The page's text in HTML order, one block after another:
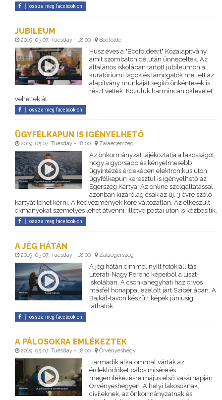
ossza meg facebook-on
JUBILEUM
2019. 05 07. Tuesday - 18:00 Bocfölde
Húsz éves a "Bocföldéért" Közalapítvány,
amit szombaton délután ünnepeltek. Az
általános iskolában tartott jubileumon a
kuratóriumi tagok és támogatók mellett az
alapítvány munkáját segítő önkéntesek is
részt vettek. Közülük harmincan oklevelet
vehettek át.
ossza meg facebook-on
ÜGYFÉLKAPUN IS IGÉNYELHETŐ
2019. 05 07. Tuesday - 18:00 Zalaegerszeg
Az önkormányzat tájékoztatja a lakosságot,
hogy a gyorsabb és kényelmesebb
ügyintézés érdekében elektronikus úton,
ügyfélkapun keresztül is igényelhető az
Egerszeg Kártya. Az online szolgáltatással
azonban kizárólag csak az új, 3 évre szóló
kártyát lehet kérni. A kedvezmények köre változatlan. Az elkészült
okmányokat személyes lehet átvenni, illetve postai úton is kézbesítik.
ossza meg facebook-on
A JÉG HÁTÁN
2019. 05 07. Tuesday - 18:00 Zalaegerszeg
A jég hátán címmel nyílt fotókiállítás
Literáti-Nagy Ferenc képeiből a Liszt-
iskolában. A csonkahegyháti háziorvos
másfél hónappal ezelőtt járt Szibériában. A
Bajkál-tavon készült képek júniusig
láthatók.
ossza meg facebook-on
A PÁLOSOKRA EMLÉKEZTEK
2019. 05 07. Tuesday - 18:00 Örvényeshegy
Harmadik alkalommal várták az
érdeklődőket pálos misére és
megemlékezésre május első vasárnapján
Örvényeshegyen. A helyi lakosoknak,
civileknek, az önkormányzatnak és